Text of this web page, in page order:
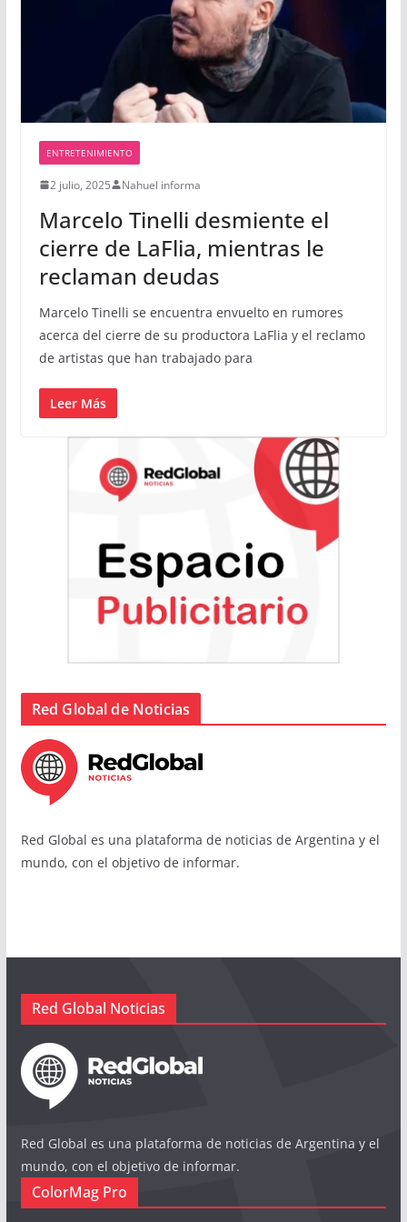
ENTRETENIMIENTO
2 julio, 2025 Nahuel informa
Marcelo Tinelli desmiente el
cierre de LaFlia, mientras le
reclaman deudas
Marcelo Tinelli se encuentra envuelto en rumores
acerca del cierre de su productora LaFlia y el reclamo
de artistas que han trabajado para
Leer Más
Red Global de Noticias
Red Global es una plataforma de noticias de Argentina y el
mundo, con el objetivo de informar.
Red Global Noticias
Red Global es una plataforma de noticias de Argentina y el
mundo, con el objetivo de informar.
ColorMag Pro